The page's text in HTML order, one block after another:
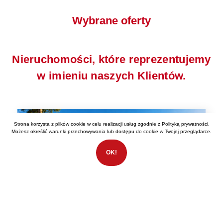
Wybrane oferty
Nieruchomości, które reprezentujemy
w imieniu naszych Klientów.
Strona korzysta z plików cookie w celu realizacji usług zgodnie z Polityką prywatności.
Możesz określić warunki przechowywania lub dostępu do cookie w Twojej przeglądarce.
OK!